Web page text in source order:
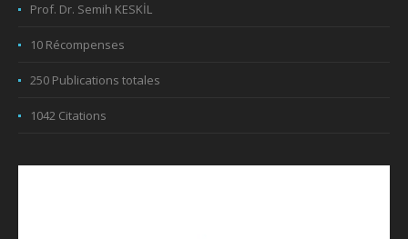
Prof. Dr. Semih KESKİL
10 Récompenses
250 Publications totales
1042 Citations